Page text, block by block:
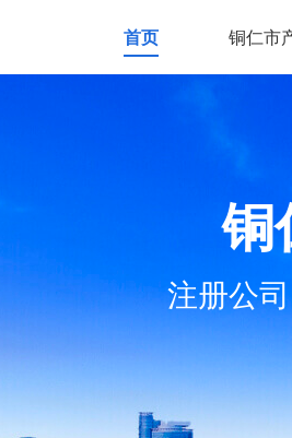
首页 铜仁市
铜
注册公